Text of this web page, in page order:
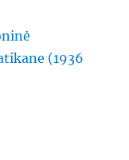
(1936